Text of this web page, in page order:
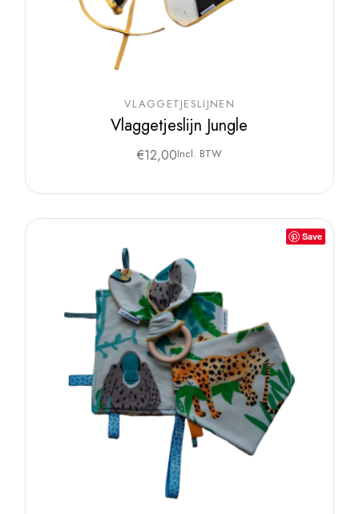
VLAGGETJESLIJNEN
Vlaggetjeslijn Jungle
€12,00Incl. BTW
Save